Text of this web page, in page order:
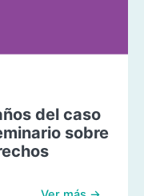
del caso
sobre